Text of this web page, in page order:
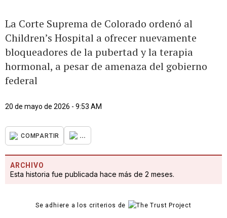
La Corte Suprema de Colorado ordenó al
Children’s Hospital a ofrecer nuevamente
bloqueadores de la pubertad y la terapia
hormonal, a pesar de amenaza del gobierno
federal
20 de mayo de 2026 - 9:53 AM
COMPARTIR ...
ARCHIVO
Esta historia fue publicada hace más de 2 meses.
Se adhiere a los criterios de